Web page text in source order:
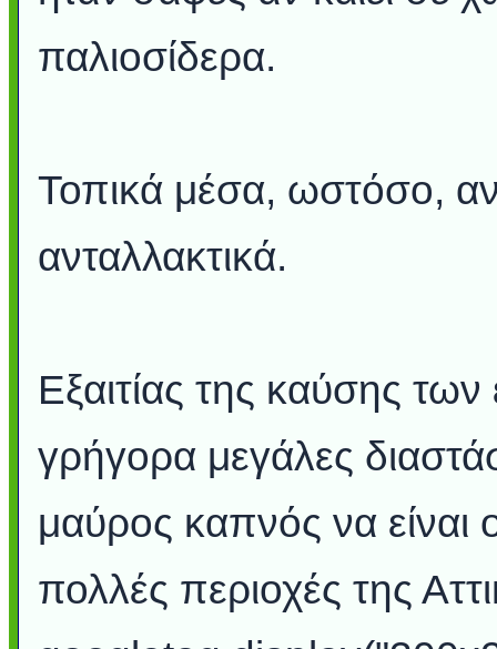
παλιοσίδερα.
Τοπικά μέσα, ωστόσο,
ανταλλακτικά.
Εξαιτίας της καύσης
γρήγορα μεγάλες
μαύρος καπνός να είναι
πολλές περιοχές της